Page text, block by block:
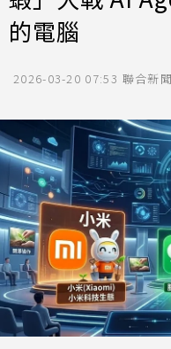
的電腦
2026-03-20 07:53 聯合新